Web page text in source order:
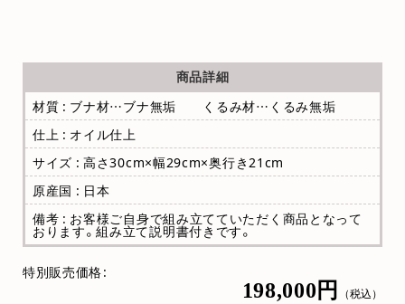
商品詳細
材質 : ブナ材…ブナ無垢 くるみ材…くるみ無垢
仕上 : オイル仕上
サイズ : 高さ30cm×幅29cm×奥行き21cm
原産国 : 日本
備考 : お客様ご自身で組み立てていただく商品となって
おります。組み立て説明書付きです。
特別販売価格
198,000円 （税込）